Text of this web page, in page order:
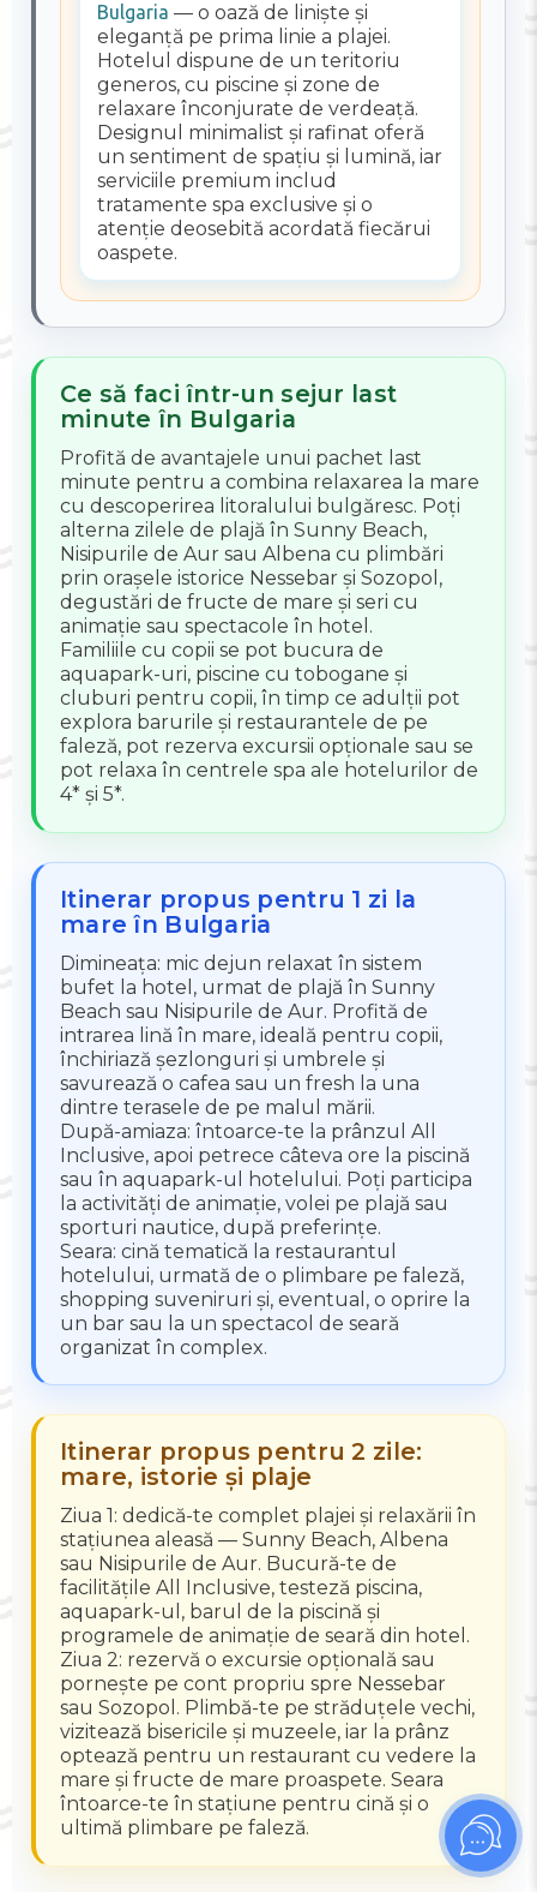
Bulgaria — o oază de liniște și
eleganță pe prima linie a plajei.
Hotelul dispune de un teritoriu
generos, cu piscine și zone de
relaxare înconjurate de verdeață.
Designul minimalist și rafinat oferă
un sentiment de spațiu și lumină, iar
serviciile premium includ
tratamente spa exclusive și o
atenție deosebită acordată fiecărui
oaspete.
Ce să faci într-un sejur last
minute în Bulgaria
Profită de avantajele unui pachet last
minute pentru a combina relaxarea la mare
cu descoperirea litoralului bulgăresc. Poți
alterna zilele de plajă în Sunny Beach,
Nisipurile de Aur sau Albena cu plimbări
prin orașele istorice Nessebar și Sozopol,
degustări de fructe de mare și seri cu
animație sau spectacole în hotel.
Familiile cu copii se pot bucura de
aquapark-uri, piscine cu tobogane și
cluburi pentru copii, în timp ce adulții pot
explora barurile și restaurantele de pe
faleză, pot rezerva excursii opționale sau se
pot relaxa în centrele spa ale hotelurilor de
4* și 5*.
Itinerar propus pentru 1 zi la
mare în Bulgaria
Dimineața: mic dejun relaxat în sistem
bufet la hotel, urmat de plajă în Sunny
Beach sau Nisipurile de Aur. Profită de
intrarea lină în mare, ideală pentru copii,
închiriază șezlonguri și umbrele și
savurează o cafea sau un fresh la una
dintre terasele de pe malul mării.
După-amiaza: întoarce-te la prânzul All
Inclusive, apoi petrece câteva ore la piscină
sau în aquapark-ul hotelului. Poți participa
la activități de animație, volei pe plajă sau
sporturi nautice, după preferințe.
Seara: cină tematică la restaurantul
hotelului, urmată de o plimbare pe faleză,
shopping suveniruri și, eventual, o oprire la
un bar sau la un spectacol de seară
organizat în complex.
Itinerar propus pentru 2 zile:
mare, istorie și plaje
Ziua 1: dedică-te complet plajei și relaxării în
stațiunea aleasă — Sunny Beach, Albena
sau Nisipurile de Aur. Bucură-te de
facilitățile All Inclusive, testeză piscina,
aquapark-ul, barul de la piscină și
programele de animație de seară din hotel.
Ziua 2: rezervă o excursie opțională sau
pornește pe cont propriu spre Nessebar
sau Sozopol. Plimbă-te pe străduțele vechi,
vizitează bisericile și muzeele, iar la prânz
optează pentru un restaurant cu vedere la
mare și fructe de mare proaspete. Seara
întoarce-te în stațiune pentru cină și o
ultimă plimbare pe faleză.